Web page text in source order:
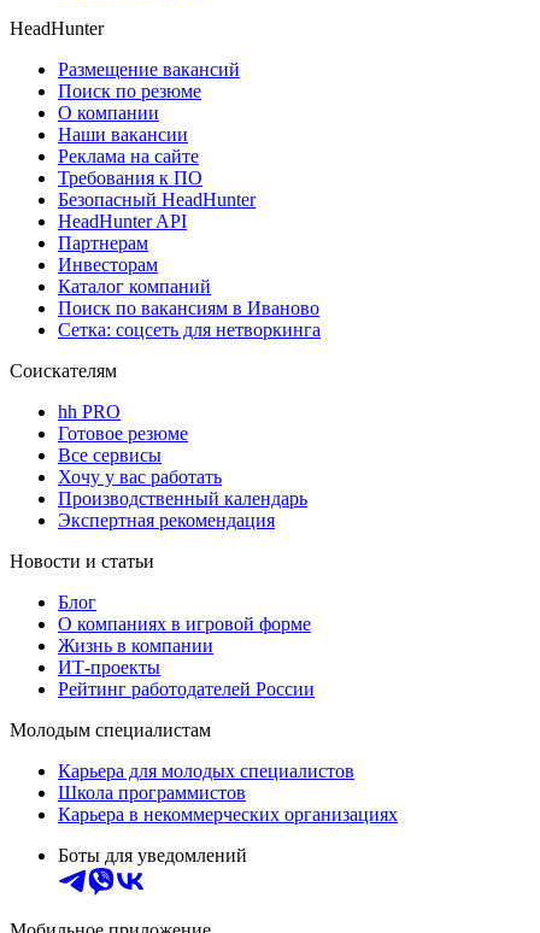
HeadHunter
Размещение вакансий
Поиск по резюме
О компании
Наши вакансии
Реклама на сайте
Требования к ПО
Безопасный HeadHunter
HeadHunter API
Партнерам
Инвесторам
Каталог компаний
Поиск по вакансиям в Иваново
Сетка: соцсеть для нетворкинга
Соискателям
hh PRO
Готовое резюме
Все сервисы
Хочу у вас работать
Производственный календарь
Экспертная рекомендация
Новости и статьи
Блог
О компаниях в игровой форме
Жизнь в компании
ИТ-проекты
Рейтинг работодателей России
Молодым специалистам
Карьера для молодых специалистов
Школа программистов
Карьера в некоммерческих организациях
Боты для уведомлений